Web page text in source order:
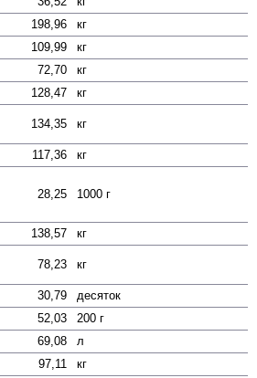
198,96
кг
109,99
кг
72,70
кг
128,47
кг
134,35 кг
117,36
кг
28,25 1000 г
138,57
кг
78,23 кг
30,79
десяток
52,03
200 г
69,08
л
97,11
кг